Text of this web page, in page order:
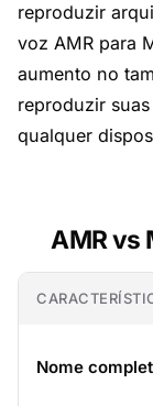
reproduzir
voz AMR para
aumento no
reproduzir
qualquer
AMR vs
Nome